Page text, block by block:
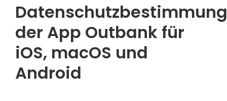
der App Outbank für
iOS, macOS und
Android